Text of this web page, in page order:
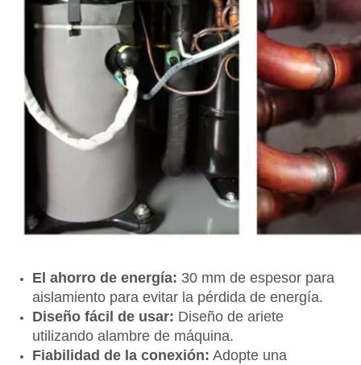
El ahorro de energía: 30 mm de espesor para
aislamiento para evitar la pérdida de energía.
Diseño fácil de usar: Diseño de ariete
utilizando alambre de máquina.
Fiabilidad de la conexión: Adopte una